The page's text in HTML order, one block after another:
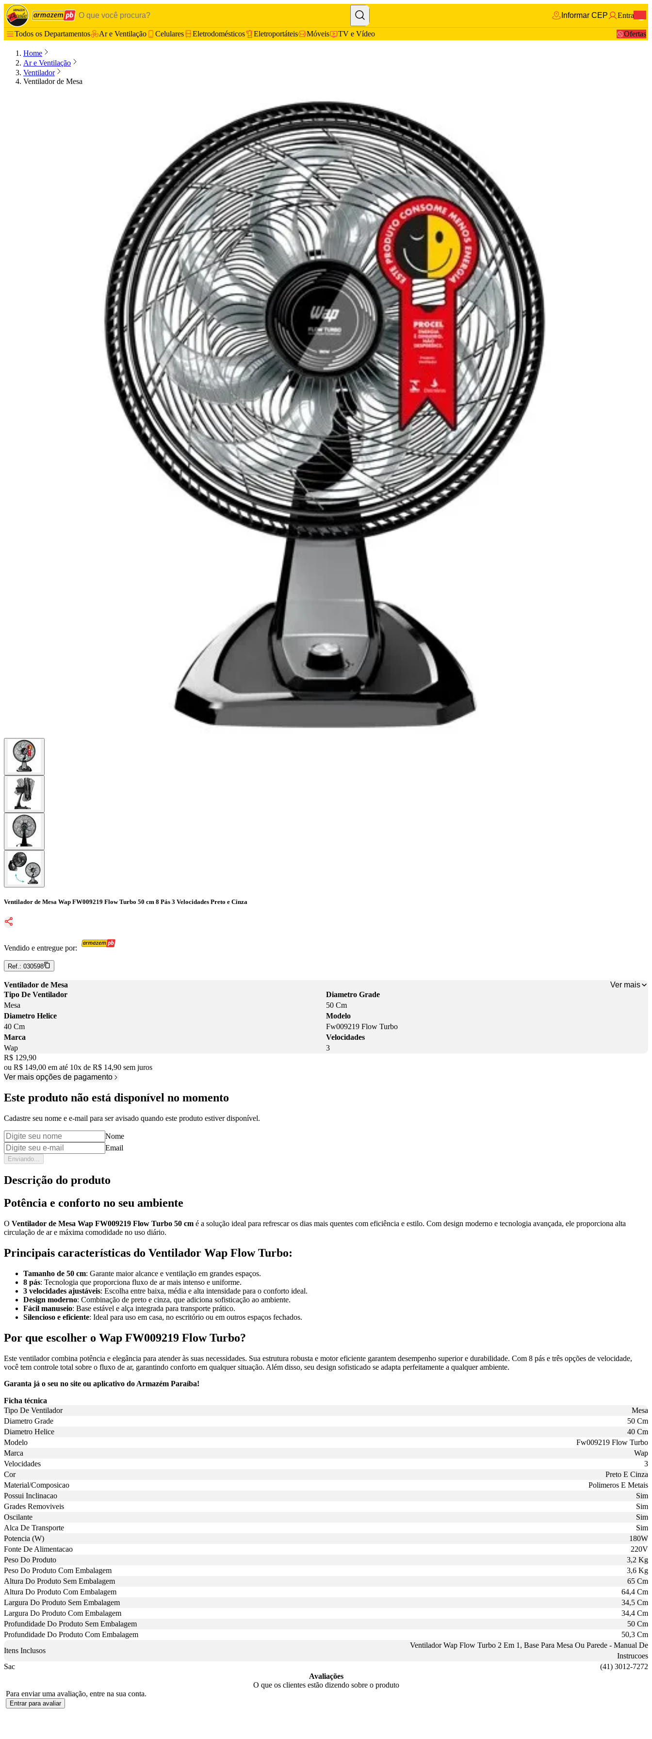
Informar CEP Entrar
Todos os Departamentos Ar e Ventilação Celulares Eletrodomésticos Eletroportáteis Móveis TV e Vídeo Ofertas
Home
Ar e Ventilação
Ventilador
Ventilador de Mesa
Ventilador de Mesa Wap FW009219 Flow Turbo 50 cm 8 Pás 3 Velocidades Preto e Cinza
Vendido e entregue por:
Ref.: 030598
Ventilador de Mesa
Ver mais
Tipo De Ventilador
Mesa
Diametro Grade
50 Cm
Diametro Helice
40 Cm
Modelo
Fw009219 Flow Turbo
Marca
Wap
Velocidades
3
Price:
R$ 129,90
ou R$ 149,00 em até 10x de R$ 14,90 sem juros
Ver mais opções de pagamento
Este produto não está disponível no momento
Cadastre seu nome e e-mail para ser avisado quando este produto estiver disponível.
Nome
Email
Enviando...
Descrição do produto
Potência e conforto no seu ambiente
O Ventilador de Mesa Wap FW009219 Flow Turbo 50 cm é a solução ideal para refrescar os dias mais quentes com eficiência e estilo. Com design moderno e tecnologia avançada, ele proporciona alta
circulação de ar e máxima comodidade no uso diário.
Principais características do Ventilador Wap Flow Turbo:
Tamanho de 50 cm: Garante maior alcance e ventilação em grandes espaços.
8 pás: Tecnologia que proporciona fluxo de ar mais intenso e uniforme.
3 velocidades ajustáveis: Escolha entre baixa, média e alta intensidade para o conforto ideal.
Design moderno: Combinação de preto e cinza, que adiciona sofisticação ao ambiente.
Fácil manuseio: Base estável e alça integrada para transporte prático.
Silencioso e eficiente: Ideal para uso em casa, no escritório ou em outros espaços fechados.
Por que escolher o Wap FW009219 Flow Turbo?
Este ventilador combina potência e elegância para atender às suas necessidades. Sua estrutura robusta e motor eficiente garantem desempenho superior e durabilidade. Com 8 pás e três opções de velocidade,
você tem controle total sobre o fluxo de ar, garantindo conforto em qualquer situação. Além disso, seu design sofisticado se adapta perfeitamente a qualquer ambiente.
Garanta já o seu no site ou aplicativo do Armazém Paraíba!
Ficha técnica
Tipo De Ventilador
Mesa
Diametro Grade
50 Cm
Diametro Helice
40 Cm
Modelo
Fw009219 Flow Turbo
Marca
Wap
Velocidades
3
Cor
Preto E Cinza
Material/Composicao
Polimeros E Metais
Possui Inclinacao
Sim
Grades Removiveis
Sim
Oscilante
Sim
Alca De Transporte
Sim
Potencia (W)
180W
Fonte De Alimentacao
220V
Peso Do Produto
3,2 Kg
Peso Do Produto Com Embalagem
3,6 Kg
Altura Do Produto Sem Embalagem
65 Cm
Altura Do Produto Com Embalagem
64,4 Cm
Largura Do Produto Sem Embalagem
34,5 Cm
Largura Do Produto Com Embalagem
34,4 Cm
Profundidade Do Produto Sem Embalagem
50 Cm
Profundidade Do Produto Com Embalagem
50,3 Cm
Itens Inclusos
Ventilador Wap Flow Turbo 2 Em 1, Base Para Mesa Ou Parede - Manual De
Instrucoes
Sac
(41) 3012-7272
Avaliações
O que os clientes estão dizendo sobre o produto
Para enviar uma avaliação, entre na sua conta.
Entrar para avaliar